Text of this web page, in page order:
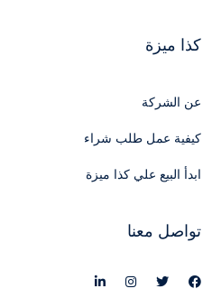
كذا ميزة
عن الشركة
كيفية عمل طلب شراء
ابدأ البيع علي كذا ميزة
تواصل معنا